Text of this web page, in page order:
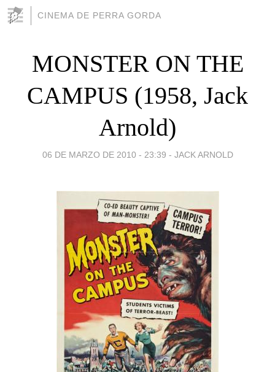
CINEMA DE PERRA GORDA
MONSTER ON THE
CAMPUS (1958, Jack
Arnold)
06 DE MARZO DE 2010 - 23:39 - JACK ARNOLD